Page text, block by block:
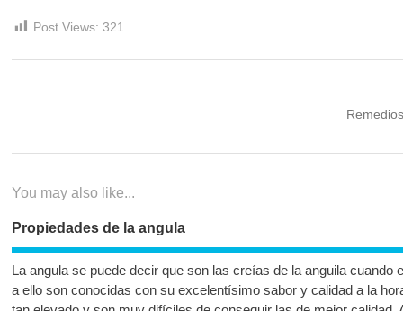
Post Views: 321
Next
You may also like...
Propiedades de la angula
La angula se puede decir que son las creías de la anguila cuando
a ello son conocidas con su excelentísimo sabor y calidad a la